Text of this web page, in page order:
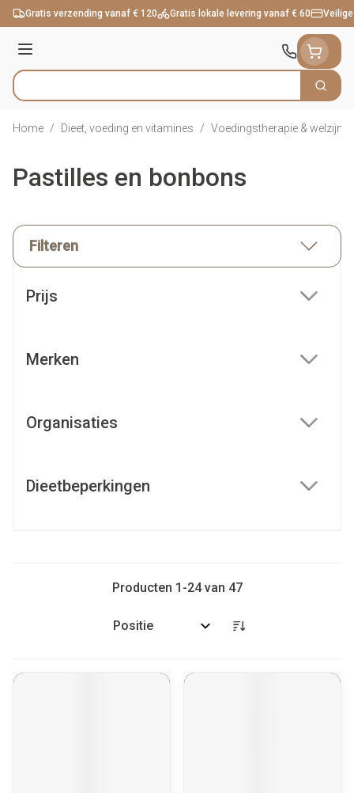
Ga naar de inhoud
Gratis verzending vanaf € 120 Gratis lokale levering vanaf € 60
Menu
Product, merk, categorie... Zoek
Home / Dieet, voeding en vitamines / Voedingstherapie & welzijn
Pastilles en bonbons
Filteren
Prijs
Merken
Organisaties
Dieetbeperkingen
Producten 1 -24van 47
Sorteer op: